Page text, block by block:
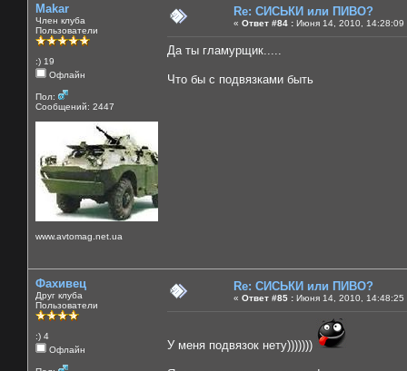
Makar
Член клуба
Пользователи
:) 19
Офлайн
Пол:
Сообщений: 2447
www.avtomag.net.ua
Re: СИСЬКИ или ПИВО?
« Ответ #84 : Июня 14, 2010, 14:28:09
Да ты гламурщик.....
Что бы с подвязками быть
Фахивец
Друг клуба
Пользователи
:) 4
Офлайн
Re: СИСЬКИ или ПИВО?
« Ответ #85 : Июня 14, 2010, 14:48:25
У меня подвязок нету)))))))